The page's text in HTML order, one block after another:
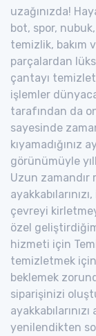
uzağınızda!
bot, spor,
temizlik, bakım
parçalardan
çantayı
işlemler
tarafından da
sayesinde
kıyamadığınız
görünümüyle
Uzun zamandır
çevreyi
özel
hizmeti için
temizletmek için
beklemek
siparişinizi
yenilendikten